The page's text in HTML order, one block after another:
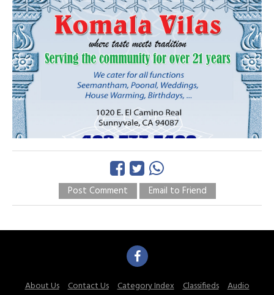
Post Comment Email to Friend
About Us Contact Us Category Index Classifieds
Audio